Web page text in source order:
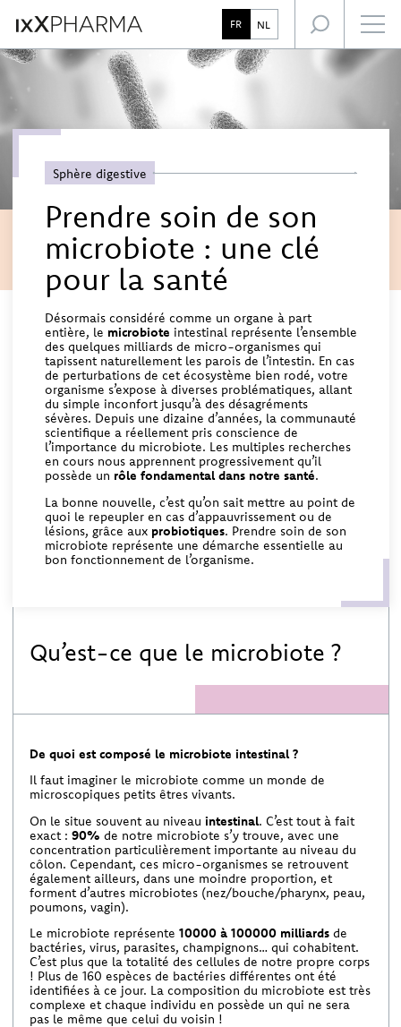
L’expertise IxX Pharma
Notre accompagnement des professionnels de santé
Focus santé FR NL
Sphère digestive
Prendre soin de son
microbiote : une clé
pour la santé
Désormais considéré comme un organe à part
entière, le microbiote intestinal représente l’ensemble
des quelques milliards de micro-organismes qui
tapissent naturellement les parois de l’intestin. En cas
de perturbations de cet écosystème bien rodé, votre
organisme s’expose à diverses problématiques, allant
du simple inconfort jusqu’à des désagréments
sévères. Depuis une dizaine d’années, la communauté
scientifique a réellement pris conscience de
l’importance du microbiote. Les multiples recherches
en cours nous apprennent progressivement qu’il
possède un rôle fondamental dans notre santé.
La bonne nouvelle, c’est qu’on sait mettre au point de
quoi le repeupler en cas d’appauvrissement ou de
lésions, grâce aux probiotiques. Prendre soin de son
microbiote représente une démarche essentielle au
bon fonctionnement de l’organisme.
Qu’est-ce que le microbiote ?
De quoi est composé le microbiote intestinal ?
Il faut imaginer le microbiote comme un monde de
microscopiques petits êtres vivants.
On le situe souvent au niveau intestinal. C’est tout à fait
exact : 90% de notre microbiote s’y trouve, avec une
concentration particulièrement importante au niveau du
côlon. Cependant, ces micro-organismes se retrouvent
également ailleurs, dans une moindre proportion, et
forment d’autres microbiotes (nez/bouche/pharynx, peau,
poumons, vagin).
Le microbiote représente 10000 à 100000 milliards de
bactéries, virus, parasites, champignons… qui cohabitent.
C’est plus que la totalité des cellules de notre propre corps
! Plus de 160 espèces de bactéries différentes ont été
identifiées à ce jour. La composition du microbiote est très
complexe et chaque individu en possède un qui ne sera
pas le même que celui du voisin !